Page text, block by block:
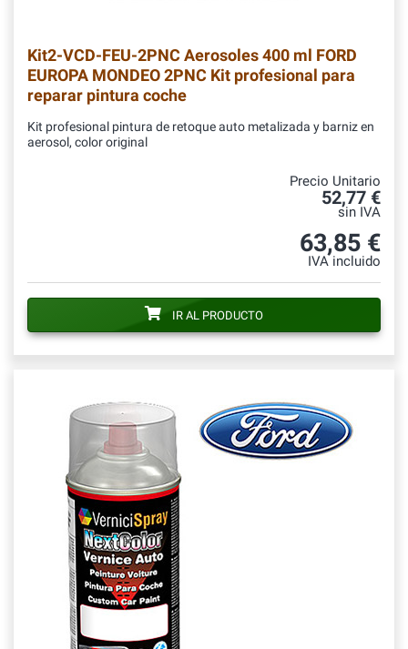
Kit2-VCD-FEU-2PNC Aerosoles 400 ml FORD
EUROPA MONDEO 2PNC Kit profesional para
reparar pintura coche
Kit profesional pintura de retoque auto metalizada y barniz en
aerosol, color original
Precio Unitario
52,77 €
sin IVA
63,85 €
IVA incluido
IR AL PRODUCTO